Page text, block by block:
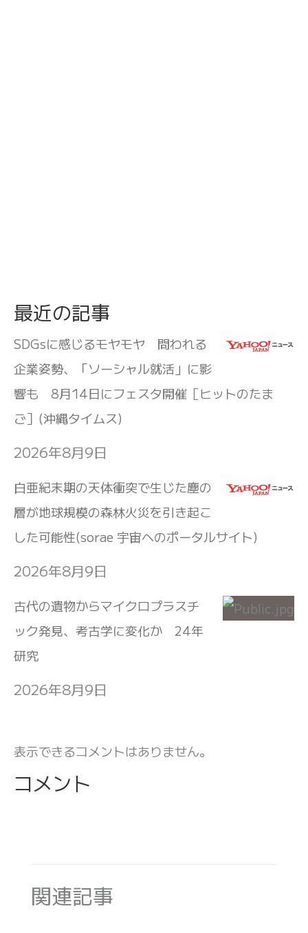
最近の記事
SDGsに感じるモヤモヤ 問われる
企業姿勢、「ソーシャル就活」に影
響も 8月14日にフェスタ開催［ヒットのたま
ご］(沖縄タイムス)
2026年8月9日
白亜紀末期の天体衝突で生じた塵の
層が地球規模の森林火災を引き起こ
した可能性(sorae 宇宙へのポータルサイト)
2026年8月9日
古代の遺物からマイクロプラスチ
ック発見、考古学に変化か 24年
研究
2026年8月9日
表示できるコメントはありません。
コメント
関連記事